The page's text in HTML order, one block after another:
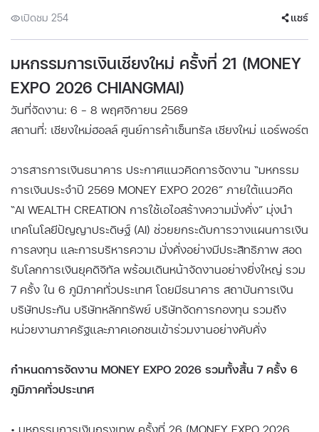
เปิดชม 254 แชร์
มหกรรมการเงินเชียงใหม่ ครั้งที่ 21 (MONEY
EXPO 2026 CHIANGMAI)
วันที่จัดงาน: 6 - 8 พฤศจิกายน 2569
สถานที่: เชียงใหม่ฮอลล์ ศูนย์การค้าเซ็นทรัล เชียงใหม่ แอร์พอร์ต
วารสารการเงินธนาคาร ประกาศแนวคิดการจัดงาน “มหกรรม
การเงินประจำปี 2569 MONEY EXPO 2026” ภายใต้แนวคิด
“AI WEALTH CREATION การใช้เอไอสร้างความมั่งคั่ง” มุ่งนำ
เทคโนโลยีปัญญาประดิษฐ์ (AI) ช่วยยกระดับการวางแผนการเงิน
การลงทุน และการบริหารความ มั่งคั่งอย่างมีประสิทธิภาพ สอด
รับโลกการเงินยุคดิจิทัล พร้อมเดินหน้าจัดงานอย่างยิ่งใหญ่ รวม
7 ครั้ง ใน 6 ภูมิภาคทั่วประเทศ โดยมีธนาคาร สถาบันการเงิน
บริษัทประกัน บริษัทหลักทรัพย์ บริษัทจัดการกองทุน รวมถึง
หน่วยงานภาครัฐและภาคเอกชนเข้าร่วมงานอย่างคับคั่ง
กำหนดการจัดงาน MONEY EXPO 2026 รวมทั้งสิ้น 7 ครั้ง 6
ภูมิภาคทั่วประเทศ